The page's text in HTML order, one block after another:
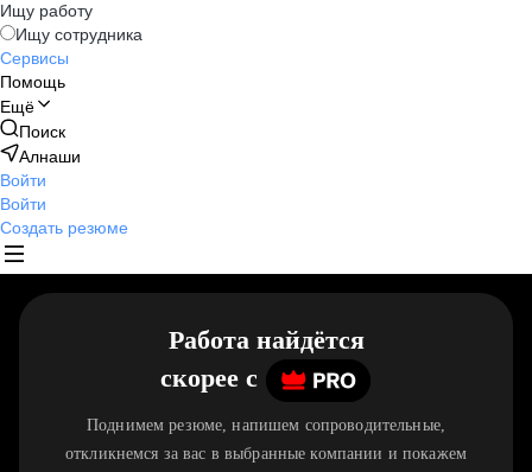
Ищу работу
Ищу сотрудника
Сервисы
Помощь
Ещё
Поиск
Алнаши
Войти
Войти
Создать резюме
Работа найдётся
скорее c
Поднимем резюме, напишем сопроводительные,
откликнемся за вас в выбранные компании и покажем